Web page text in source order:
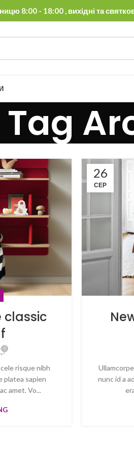
8:00 - 18:00 , вихідні та
Tag
classic
0
risque nibh
platea sapien
amet. Vo...
26
СЕР
nunc id a